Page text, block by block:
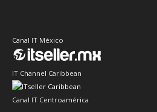
Canal IT México
IT Channel Caribbean
Canal IT Centroamérica